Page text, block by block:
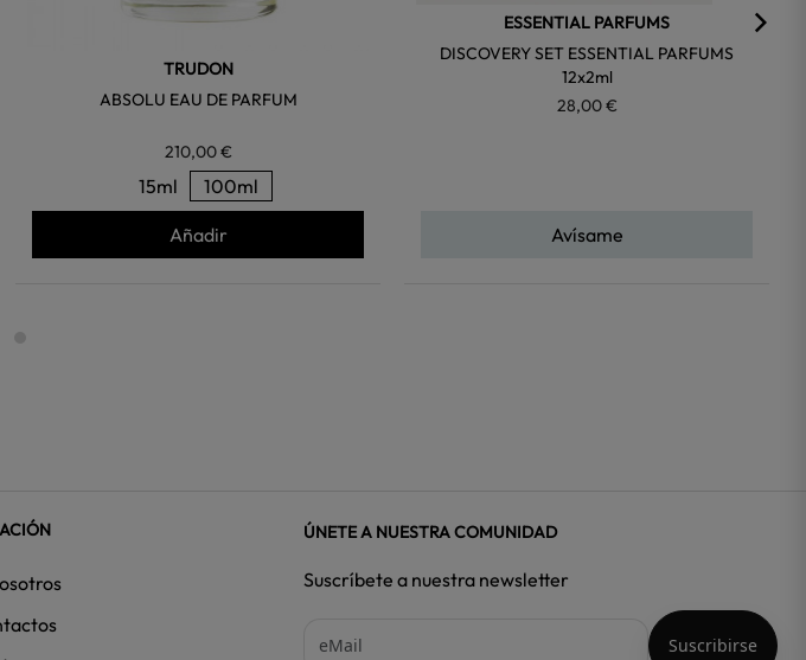
TRUDON
ABSOLU EAU DE PARFUM
210,00 €
15ml 100ml
Añadir
ESSENTIAL PARFUMS
DISCOVERY SET ESSENTIAL PARFUMS
12x2ml
28,00 €
Avísame
ÚNETE A NUESTRA COMUNIDAD
Suscríbete a nuestra newsletter